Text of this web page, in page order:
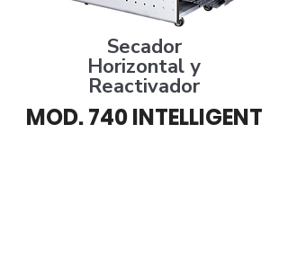
Secador
Horizontal y
Reactivador
MOD. 740 INTELLIGENT